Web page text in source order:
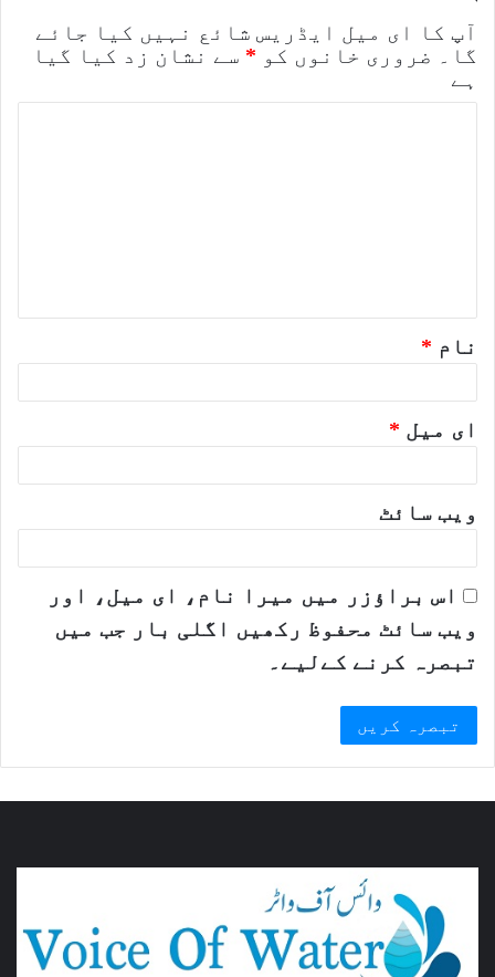
آپ کا ای میل ایڈریس شائع نہیں کیا جائے
گا۔
ضروری خانوں کو * سے نشان زد کیا گیا
ہے
نام *
ای میل *
ویب‌ سائٹ
اس براؤزر میں میرا نام، ای میل، اور
ویب سائٹ محفوظ رکھیں اگلی بار جب میں
تبصرہ کرنے کےلیے۔